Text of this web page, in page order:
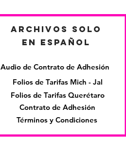
Archivos solo
en español
Audio de Contrato de Adhesión
Folios de Tarifas Querétaro
Contrato de Adhesión
Folios de Tarifas Mich - Jal
Términos y Condiciones